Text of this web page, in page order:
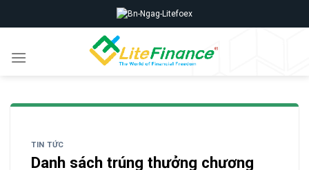
to
TIN TỨC
Danh sách trúng thưởng chương